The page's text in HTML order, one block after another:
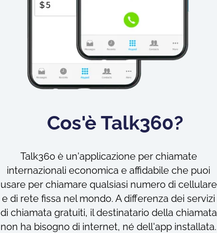
Cos'è Talk360?
Talk360 è un'applicazione per chiamate
internazionali economica e affidabile che puoi
usare per chiamare qualsiasi numero di cellulare
e di rete fissa nel mondo. A differenza dei servizi
di chiamata gratuiti, il destinatario della chiamata
non ha bisogno di internet, né dell'app installata.